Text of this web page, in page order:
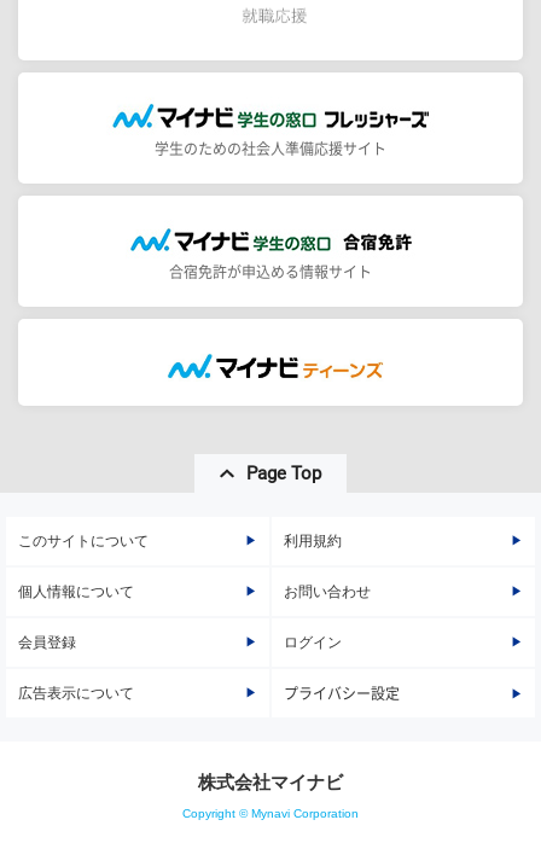
学生のための社会人準備応援サイト
合宿免許が申込める情報サイト
Page Top
このサイトについて 利用規約
個人情報について お問い合わせ
会員登録 ログイン
広告表示について プライバシー設定
株式会社マイナビ
Copyright © Mynavi Corporation